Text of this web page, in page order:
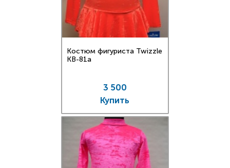
Костюм фигуриста Twizzle
KB-81a
3 500
Купить